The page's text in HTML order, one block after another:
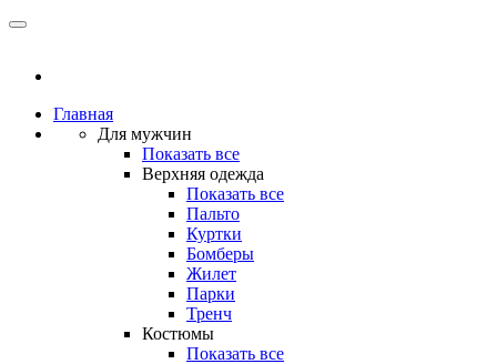
Главная
Для мужчин
Показать все
Верхняя одежда
Показать все
Пальто
Куртки
Бомберы
Жилет
Парки
Тренч
Костюмы
Показать все